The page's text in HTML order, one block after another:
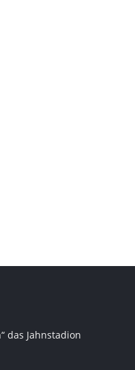
das Jahnstadion